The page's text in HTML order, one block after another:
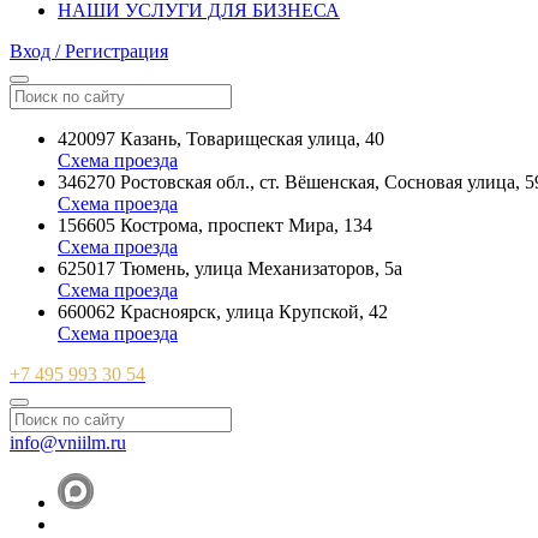
НАШИ УСЛУГИ ДЛЯ БИЗНЕСА
Вход / Регистрация
420097 Казань, Товарищеская улица, 40
Схема проезда
346270 Ростовская обл., ст. Вёшенская, Сосновая улица,
Схема проезда
156605 Кострома, проспект Мира, 134
Схема проезда
625017 Тюмень, улица Механизаторов, 5а
Схема проезда
660062 Красноярск, улица Крупской, 42
Схема проезда
+7 495 993 30 54
info@vniilm.ru